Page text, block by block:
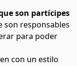
son partícipes
son responsables
para poder
con un estilo